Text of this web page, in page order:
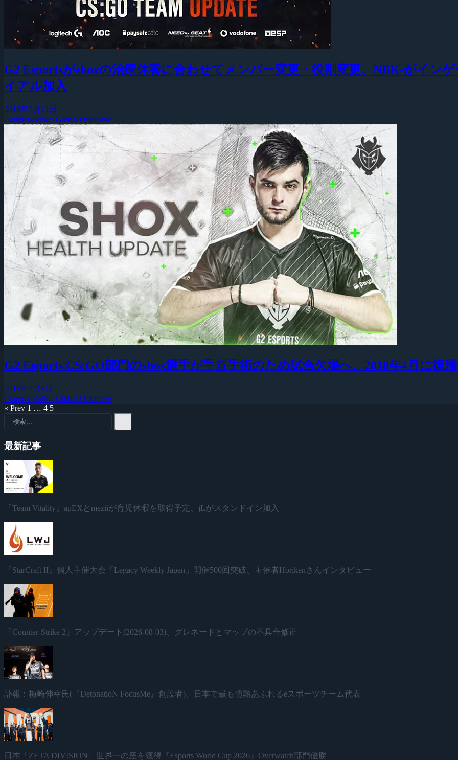
G2 Esportsがshoxの治療休養に合わせてメンバー変更・役割変更、NBK-がイン
イアル加入
2018年3月11日
Counter-Strike: Global Offensive
G2 Esports CS:GO部門のshox選手が手首手術のため試合欠場へ、2018年4月に復
2018年2月8日
Counter-Strike: Global Offensive
« Prev 1 … 4 5
最新記事
『Team Vitality』apEXとmeziiが育児休暇を取得予定、jLがスタンドイン加入
『StarCraft II』個人主催大会「Legacy Weekly Japan」開催500回突破、主催者Horikenさんインタビュー
『Counter-Strike 2』アップデート(2026-08-03)、グレネードとマップの不具合修正
訃報：梅崎伸幸氏(『DetonatioN FocusMe』創設者)、日本で最も情熱あふれるeスポーツチーム代表
日本「ZETA DIVISION」世界一の座を獲得『Esports World Cup 2026』Overwatch部門優勝